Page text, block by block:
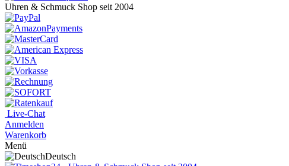
Uhren & Schmuck Shop seit 2004
Live-Chat
Anmelden
Warenkorb
Menü
Deutsch